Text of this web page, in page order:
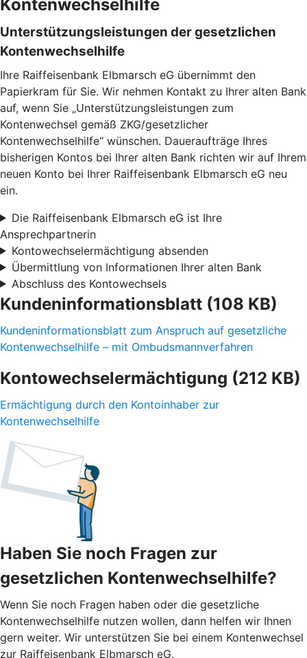
Kontenwechselhilfe
Unterstützungsleistungen der gesetzlichen
Kontenwechselhilfe
Ihre Raiffeisenbank Elbmarsch eG übernimmt den
Papierkram für Sie. Wir nehmen Kontakt zu Ihrer alten Bank
auf, wenn Sie „Unterstützungsleistungen zum
Kontenwechsel gemäß ZKG/gesetzlicher
Kontenwechselhilfe“ wünschen. Daueraufträge Ihres
bisherigen Kontos bei Ihrer alten Bank richten wir auf Ihrem
neuen Konto bei Ihrer Raiffeisenbank Elbmarsch eG neu
ein.
Die Raiffeisenbank Elbmarsch eG ist Ihre
Ansprechpartnerin
Kontowechselermächtigung absenden
Übermittlung von Informationen Ihrer alten Bank
Abschluss des Kontowechsels
Kundeninformationsblatt (108 KB)
Kundeninformationsblatt zum Anspruch auf gesetzliche
Kontenwechselhilfe – mit Ombudsmannverfahren
Kontowechselermächtigung (212 KB)
Ermächtigung durch den Kontoinhaber zur
Kontenwechselhilfe
Haben Sie noch Fragen zur
gesetzlichen Kontenwechselhilfe?
Wenn Sie noch Fragen haben oder die gesetzliche
Kontenwechselhilfe nutzen wollen, dann helfen wir Ihnen
gern weiter. Wir unterstützen Sie bei einem Kontenwechsel
zur Raiffeisenbank Elbmarsch eG.